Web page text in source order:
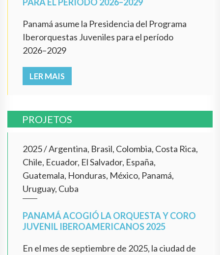
Panamá asume la Presidencia del Programa
Iberorquestas Juveniles para el período
2026–2029
LER MAIS
PROJETOS
2025/Argentina, Brasil, Colombia, Costa Rica,
Chile, Ecuador, El Salvador, España,
Guatemala, Honduras, México, Panamá,
Uruguay, Cuba
PANAMÁ ACOGIÓ LA ORQUESTA Y CORO
JUVENIL IBEROAMERICANOS 2025
En el mes de septiembre de 2025, la ciudad de